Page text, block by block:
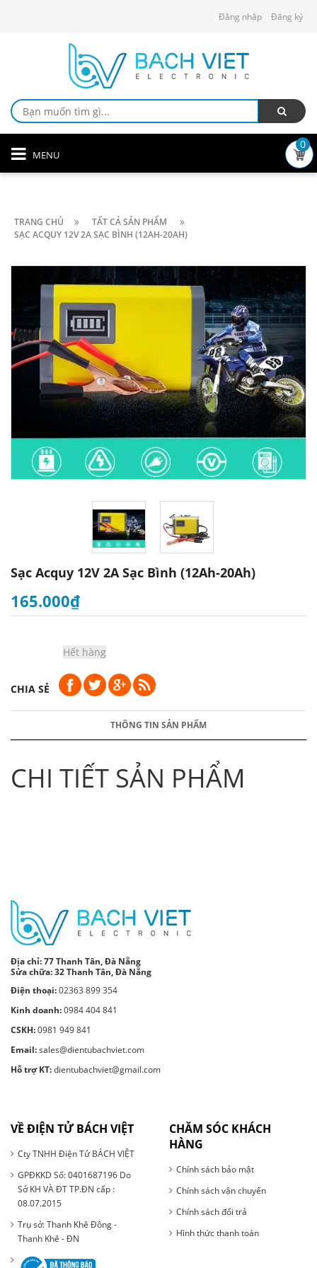
Đăng nhập Đăng ký
MENU
0
TRANG CHỦ
TẤT CẢ SẢN PHẨM
SẠC ACQUY 12V 2A SẠC BÌNH (12AH-20AH)
Sạc Acquy 12V 2A Sạc Bình (12Ah-20Ah)
165.000₫
Hết hàng
CHIA SẺ
THÔNG TIN SẢN PHẨM
CHI TIẾT SẢN PHẨM
Địa chỉ:77 Thanh Tân, Đà Nẵng
Sửa chữa: 32 Thanh Tân, Đà Nẵng
Điện thoại:02363 899 354
Kinh doanh:0984 404 841
CSKH:0981 949 841
Email:sales@dientubachviet.com
Hỗ trợ KT:dientubachviet@gmail.com
VỀ ĐIỆN TỬ BÁCH VIỆT
Cty TNHH Điện Tử BÁCH VIỆT
GPĐKKD Số: 0401687196 Do
Sở KH VÀ ĐT TP.ĐN cấp :
08.07.2015
Trụ sở: Thanh Khê Đông -
Thanh Khê - ĐN
CHĂM SÓC KHÁCH
HÀNG
Chính sách bảo mật
Chính sách vận chuyển
Chính sách đổi trả
Hình thức thanh toán